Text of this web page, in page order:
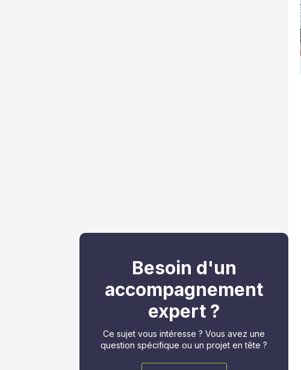
Besoin d'un
accompagnement
expert ?
Ce sujet vous intéresse ? Vous avez une
question spécifique ou un projet en tête ?